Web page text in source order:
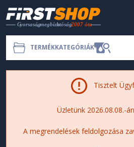
TERMÉKKATEGÓRIÁK
Tisztelt
Üzletünk 2026.08.08.-
A megrendelések feldolgozása